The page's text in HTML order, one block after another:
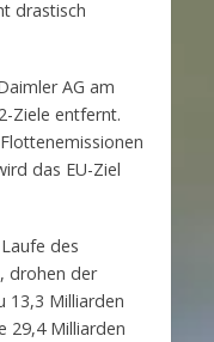
drastisch
AG am
Ziele entfernt.
das EU-Ziel
des
drohen der
13,3 Milliarden
29,4 Milliarden